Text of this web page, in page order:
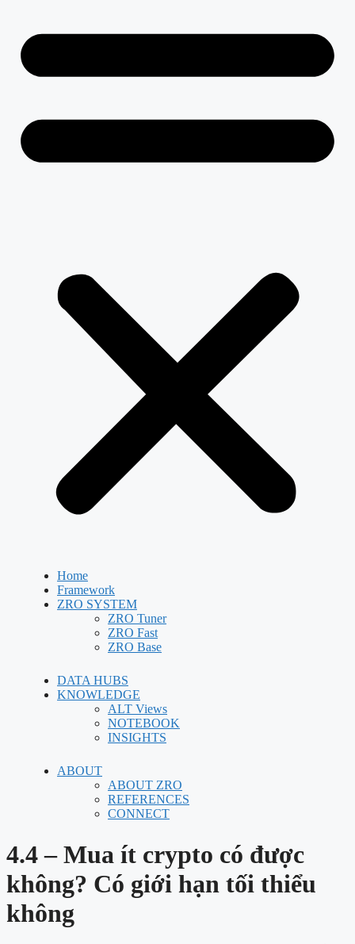
Home
Framework
ZRO SYSTEM
ZRO Tuner
ZRO Fast
ZRO Base
DATA HUBS
KNOWLEDGE
ALT Views
NOTEBOOK
INSIGHTS
ABOUT
ABOUT ZRO
REFERENCES
CONNECT
4.4 – Mua ít crypto có được
không? Có giới hạn tối thiểu
không